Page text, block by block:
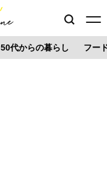
50代からの暮らし フー